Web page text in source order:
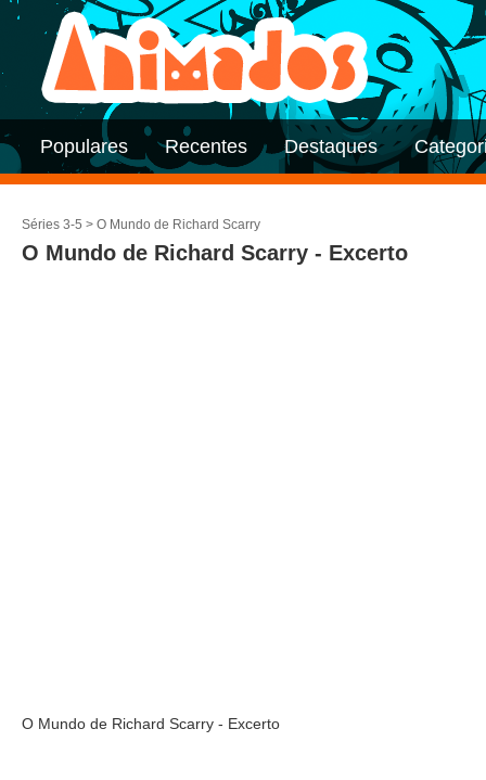
Populares Recentes Destaques
Séries 3-5 > O Mundo de Richard Scarry
O Mundo de Richard Scarry - Excerto
O Mundo de Richard Scarry - Excerto